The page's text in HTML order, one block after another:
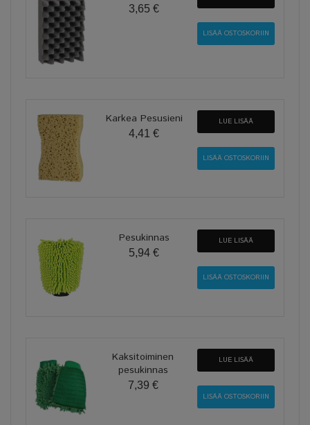
3,65 €
Karkea Pesusieni
4,41 €
LUE LISÄÄ
Pesukinnas
5,94 €
LUE LISÄÄ
Kaksitoiminen
pesukinnas
7,39 €
LUE LISÄÄ